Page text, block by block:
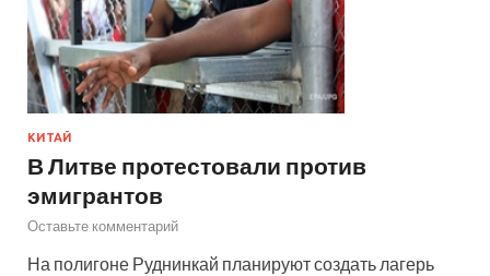
КИТАЙ
В Литве протестовали против
эмигрантов
Оставьте комментарий
На полигоне Руднинкай планируют создать лагерь